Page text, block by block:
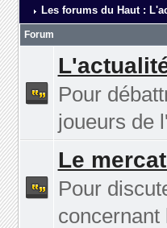
Les forums du Haut :
Forum
Pour
joueurs de
Le
Pour
concernant